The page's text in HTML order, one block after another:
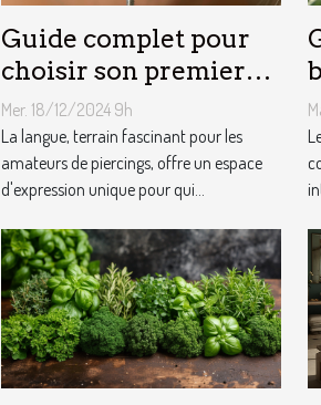
Guide complet pour
choisir son premier
piercing de langue
Mer. 18/12/2024 9h
La langue, terrain fascinant pour les
amateurs de piercings, offre un espace
d'expression unique pour qui...